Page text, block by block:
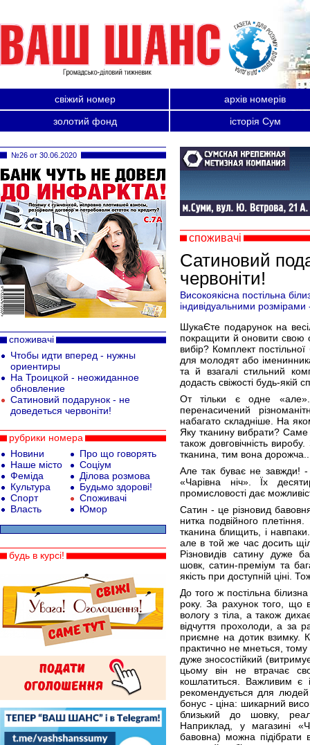
свіжий номер
архів номерів
золотий фонд
історія Сум
споживачі
Сатиновий
червоніти!
Високоякісна постільна
індивідуальними
ШукаЄте подарунок на
покращити й оновити свою
вибір? Комплект
для молодят або
та й взагалі стильний
додасть свіжості будь-якій
От тільки є одне «але».
перенасичений
набагато складніше. На
Яку тканину вибрати? Саме
також довговічність
тканина, тим вона
Але так буває не завжди! -
«Чарівна ніч». Їх
промисловості дає
Сатин - це різновид
нитка подвійного
тканина блищить, і
але в той же час досить
Різновидів сатину дуже
шовк, сатин-преміум та
якість при доступній ціні.
До того ж постільна
року. За рахунок того, що
вологу з тіла, а також
відчуття прохолоди, а за
приємне на дотик взимку.
практично не мнеться,
дуже зносостійкий
цьому він не втрачає
кошлатиться. Важливим є
рекомендується для
бонус - ціна: шикарний
близький до шовку,
Наприклад, у магазині
бавовна) можна підібрати
№26 от 30.06.2020
споживачі
Чтобы идти вперед - нужны
ориентиры
На Троицкой - неожиданное
обновление
Сатиновий подарунок - не
доведеться червоніти!
рубрики номера
Новини
Наше місто
Феміда
Культура
Спорт
Власть
Про що говорять
Соціум
Ділова розмова
Будьмо здорові!
Споживачі
Юмор
будь в курсі!